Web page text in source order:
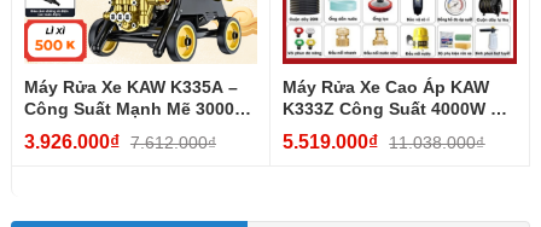
Máy Rửa Xe KAW K335A –
Công Suất Mạnh Mẽ 3000W,
Thiết Kế Bền Đẹp,...
3.926.000₫ 7.612.000₫
Máy Rửa Xe Cao Áp KAW
K333Z Công Suất 4000W –
Sức Mạnh Vượt Trội,...
5.519.000₫ 11.038.000₫